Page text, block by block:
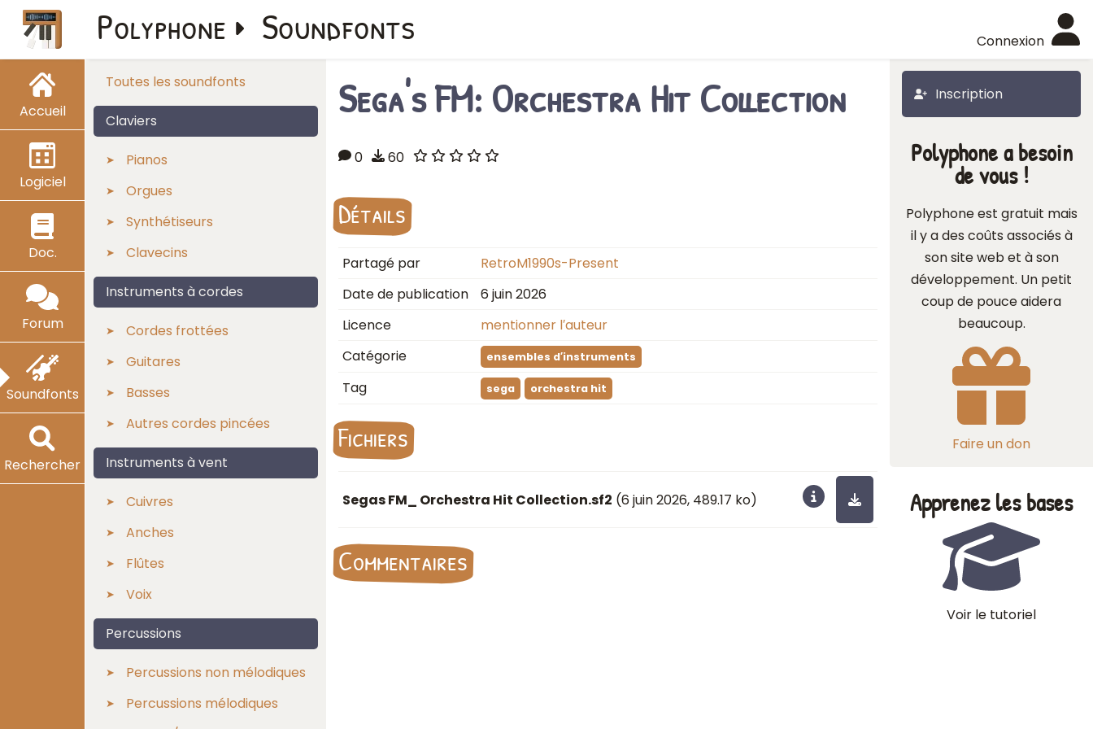
Accueil
Logiciel
Doc.
Forum
Soundfonts
Rechercher
Connexion
Polyphone Soundfonts
Toutes les soundfonts
Claviers
Pianos
Orgues
Synthétiseurs
Clavecins
Instruments à cordes
Cordes frottées
Guitares
Basses
Autres cordes pincées
Instruments à vent
Cuivres
Anches
Flûtes
Voix
Percussions
Percussions non mélodiques
Percussions mélodiques
Inscription
Sega's FM: Orchestra Hit Collection
0 60
Détails
Partagé par
RetroM1990s-Present
Date de publication
6 juin 2026
Licence
mentionner l′auteur
Catégorie
ensembles d′instruments
Tag sega orchestra hit
Fichiers
Segas FM_ Orchestra Hit Collection.sf2 (6 juin 2026, 489.17 ko)
Commentaires
Polyphone a besoin
de vous !
Polyphone est gratuit mais
il y a des coûts associés à
son site web et à son
développement. Un petit
coup de pouce aidera
beaucoup.
Faire un don
Apprenez les bases
Voir le tutoriel